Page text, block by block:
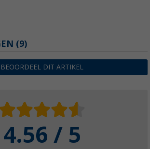
(9)
BEOORDEEL DIT ARTIKEL
4.56 / 5